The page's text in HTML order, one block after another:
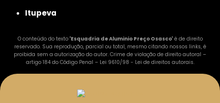
Itupeva
O conteúdo do texto "Esquadria de Aluminio Preço Osasco" é de direito
reservado. Sua reprodução, parcial ou total, mesmo citando nossos links, é
proibida sem a autorização do autor. Crime de violação de direito autoral –
artigo 184 do Código Penal – Lei 9610/98 - Lei de direitos autorais.